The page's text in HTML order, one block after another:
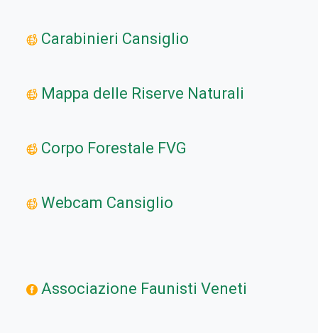
Carabinieri Cansiglio
Mappa delle Riserve Naturali
Corpo Forestale FVG
Webcam Cansiglio
Associazione Faunisti Veneti